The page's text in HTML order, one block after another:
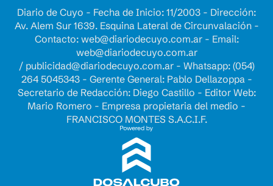
Diario de Cuyo - Fecha de Inicio: 11/2003 - Dirección:
Av. Alem Sur 1639. Esquina Lateral de Circunvalación -
Contacto: web@diariodecuyo.com.ar- Email:
web@diariodecuyo.com.ar
/ publicidad@diariodecuyo.com.ar- Whatsapp: (054)
264 5045343 - Gerente General: Pablo Dellazoppa -
Secretario de Redacción: Diego Castillo - Editor Web:
Mario Romero - Empresa propietaria del medio -
FRANCISCO MONTES S.A.C.I.F.